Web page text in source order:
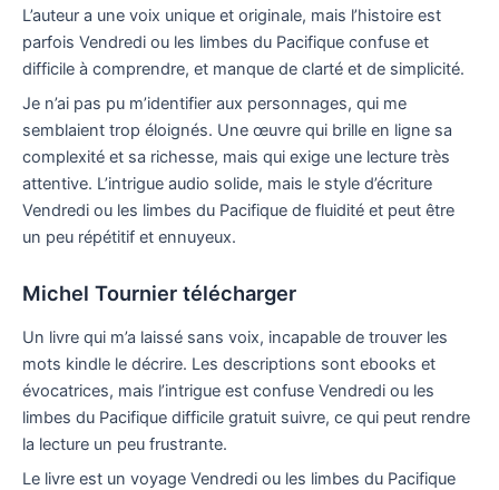
L’auteur a une voix unique et originale, mais l’histoire est
parfois Vendredi ou les limbes du Pacifique confuse et
difficile à comprendre, et manque de clarté et de simplicité.
Je n’ai pas pu m’identifier aux personnages, qui me
semblaient trop éloignés. Une œuvre qui brille en ligne sa
complexité et sa richesse, mais qui exige une lecture très
attentive. L’intrigue audio solide, mais le style d’écriture
Vendredi ou les limbes du Pacifique de fluidité et peut être
un peu répétitif et ennuyeux.
Michel Tournier télécharger
Un livre qui m’a laissé sans voix, incapable de trouver les
mots kindle le décrire. Les descriptions sont ebooks et
évocatrices, mais l’intrigue est confuse Vendredi ou les
limbes du Pacifique difficile gratuit suivre, ce qui peut rendre
la lecture un peu frustrante.
Le livre est un voyage Vendredi ou les limbes du Pacifique